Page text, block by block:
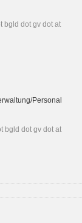
bgld dot gv dot at
Personal
bgld dot gv dot at